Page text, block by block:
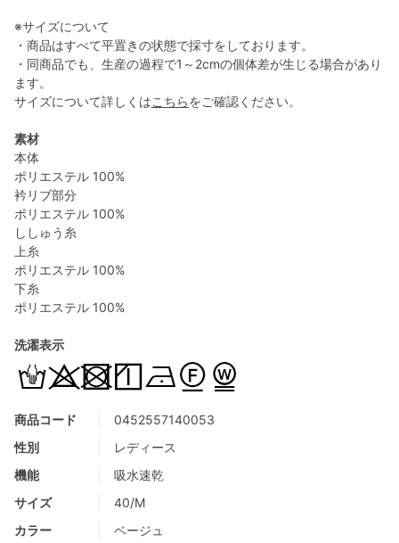
商品コード
0452557140053
性別
レディース
機能
吸水速乾
サイズ
40/M
カラー
ベージュ
※サイズについて
・商品はすべて平置きの状態で採寸をしております。
・同商品でも、生産の過程で1～2cmの個体差が生じる場合があり
ます。
サイズについて詳しくはこちらをご確認ください。
素材
本体
ポリエステル 100%
衿リブ部分
ポリエステル 100%
ししゅう糸
上糸
ポリエステル 100%
下糸
ポリエステル 100%
洗濯表示